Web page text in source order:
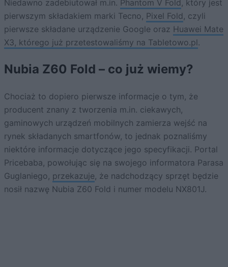
Niedawno zadebiutował m.in. Phantom V Fold , który jest
pierwszym składakiem marki Tecno, Pixel Fold , czyli
pierwsze składane urządzenie Google oraz Huawei Mate
X3, którego już przetestowaliśmy na Tabletowo.pl.
Nubia Z60 Fold – co już wiemy?
Chociaż to dopiero pierwsze informacje o tym, że
producent znany z tworzenia m.in. ciekawych,
gaminowych urządzeń mobilnych zamierza wejść na
rynek składanych smartfonów, to jednak poznaliśmy
niektóre informacje dotyczące jego specyfikacji. Portal
Pricebaba, powołując się na swojego informatora Parasa
Guglaniego, przekazuje, że nadchodzący sprzęt będzie
nosił nazwę Nubia Z60 Fold i numer modelu NX801J.